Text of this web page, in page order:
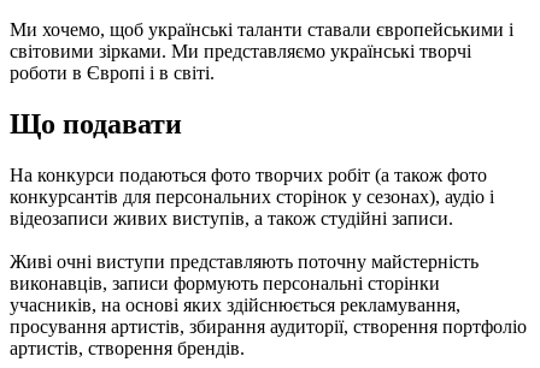
Ми хочемо, щоб українські таланти ставали європейськими і
світовими зірками. Ми представляємо українські творчі
роботи в Європі і в світі.
Що подавати
На конкурси подаються фото творчих робіт (а також фото
конкурсантів для персональних сторінок у сезонах), аудіо і
відеозаписи живих виступів, а також студійні записи.
Живі очні виступи представляють поточну майстерність
виконавців, записи формують персональні сторінки
учасників, на основі яких здійснюється рекламування,
просування артистів, збирання аудиторії, створення портфоліо
артистів, створення брендів.